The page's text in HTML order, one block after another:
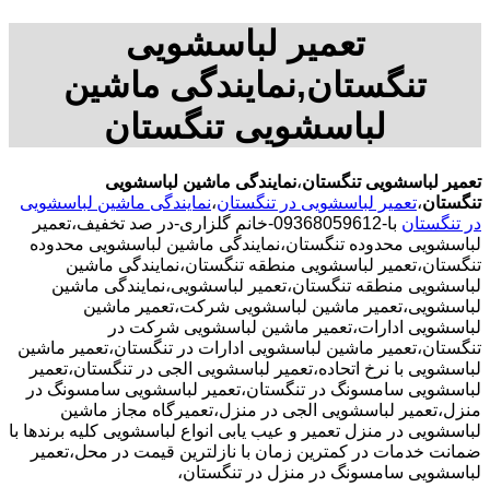
تعمیر لباسشویی
تنگستان,نمایندگی ماشین
لباسشویی تنگستان
تعمیر لباسشویی تنگستان،نمایندگی ماشین لباسشویی
تنگستان،تعمیر لباسشویی در تنگستان،نمایندگی ماشین لباسشویی
در تنگستان
با-09368059612-خانم گلزاری-در صد تخفیف،تعمیر
لباسشویی محدوده تنگستان،نمایندگی ماشین لباسشویی محدوده
تنگستان،تعمیر لباسشویی منطقه تنگستان،نمایندگی ماشین
لباسشویی منطقه تنگستان،تعمیر لباسشویی،نمایندگی ماشین
لباسشویی،تعمیر ماشین لباسشویی شرکت،تعمیر ماشین
لباسشویی ادارات،تعمیر ماشین لباسشویی شرکت در
تنگستان،تعمیر ماشین لباسشویی ادارات در تنگستان،تعمیر ماشین
لباسشویی با نرخ اتحاده،تعمیر لباسشویی الجی در تنگستان،تعمیر
لباسشویی سامسونگ در تنگستان،تعمیر لباسشویی سامسونگ در
منزل،تعمیر لباسشویی الجی در منزل،تعمیرگاه مجاز ماشین
لباسشویی در منزل تعمیر و عیب یابی انواع لباسشویی کلیه برندها با
ضمانت خدمات در کمترین زمان با نازلترین قیمت در محل،تعمیر
لباسشویی سامسونگ در منزل در تنگستان،